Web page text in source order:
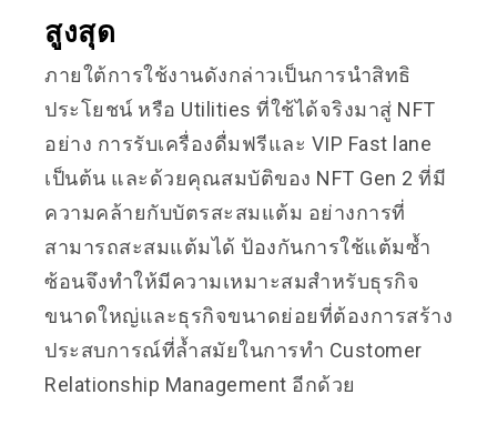
สูงสุด
ภายใต้การใช้งานดังกล่าวเป็นการนำสิทธิ
ประโยชน์ หรือ Utilities ที่ใช้ได้จริงมาสู่ NFT
อย่าง การรับเครื่องดื่มฟรีและ VIP Fast lane
เป็นต้น และด้วยคุณสมบัติของ NFT Gen 2 ที่มี
ความคล้ายกับบัตรสะสมแต้ม อย่างการที่
สามารถสะสมแต้มได้ ป้องกันการใช้แต้มซ้ำ
ซ้อนจึงทำให้มีความเหมาะสมสำหรับธุรกิจ
ขนาดใหญ่และธุรกิจขนาดย่อยที่ต้องการสร้าง
ประสบการณ์ที่ล้ำสมัยในการทำ Customer
Relationship Management อีกด้วย